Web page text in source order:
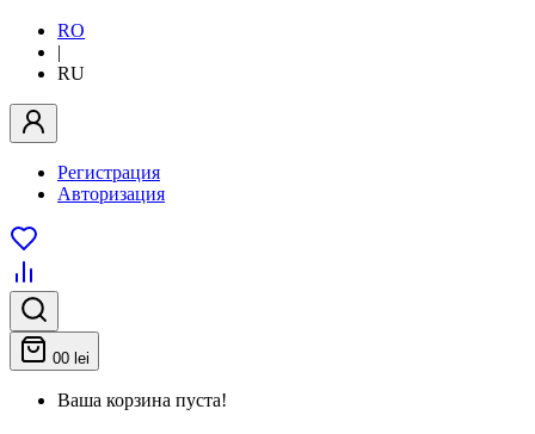
RO
|
RU
Регистрация
Авторизация
00 lei
Ваша корзина пуста!